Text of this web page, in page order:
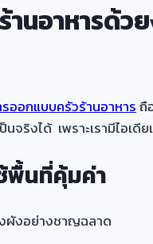
นอาหารด้ว
ออกแบบครัวร้านอาหารถื
ริงได้ เพราะเรามีไอเ
พื้นที่คุ้มค่า
ผังอย่างชาญฉลาด